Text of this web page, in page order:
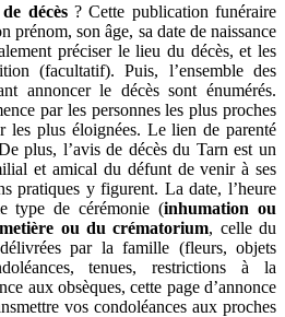
décès? Cette publication funéraire
prénom, son âge, sa date de naissance
préciser le lieu du décès, et les
(facultatif). Puis, l’ensemble des
annoncer le décès sont énumérés.
par les personnes les plus proches
les plus éloignées. Le lien de parenté
plus, l’avis de décès du Tarn est un
et amical du défunt de venir à ses
pratiques y figurent. La date, l’heure
type de cérémonie (inhumation ou
ou du crématorium, celle du
par la famille (fleurs, objets
tenues, restrictions à la
aux obsèques, cette page d’annonce
vos condoléances aux proches